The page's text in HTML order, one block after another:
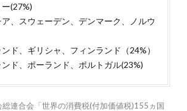
(27%)
、スウェーデン、デンマーク、ノルウ
ド、ギリシャ、フィンランド（24%）
ド、ポーランド、ポルトガル(23%)
連合会「世界の消費税(付加価値税)155ヵ国